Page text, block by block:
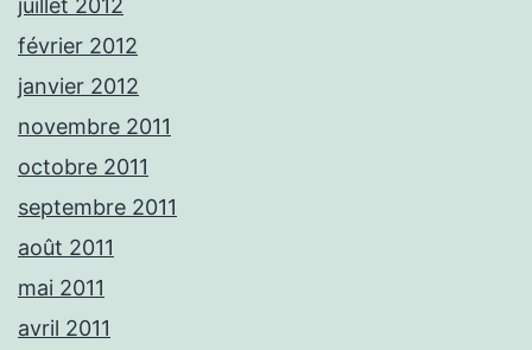
juillet 2012
février 2012
janvier 2012
novembre 2011
octobre 2011
septembre 2011
août 2011
mai 2011
avril 2011